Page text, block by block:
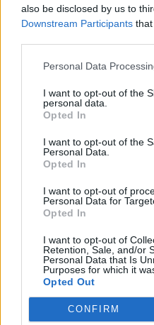
also be disclosed by us to
Downstream Participants
Personal Data
I want to opt-out of the
personal data.
Opted In
I want to opt-out of the
Personal Data.
Opted In
I want to opt-out of
Personal Data for
Opted In
I want to opt-out of
Retention, Sale, and/or
Personal Data that Is
Purposes for which it
Opted Out
CONFIRM